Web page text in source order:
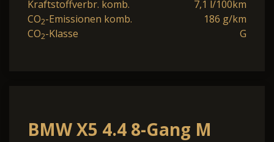
Kraftstoffverbr. komb.
7,1 l/100km
CO2-Emissionen komb.
186 g/km
CO2-Klasse G
BMW X5 4.4 8-Gang M